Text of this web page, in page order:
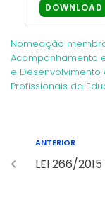
DOWNLOAD
Nomeação
Acompanhamento
e
Profissionais da
ANTERIOR
LEI 266/